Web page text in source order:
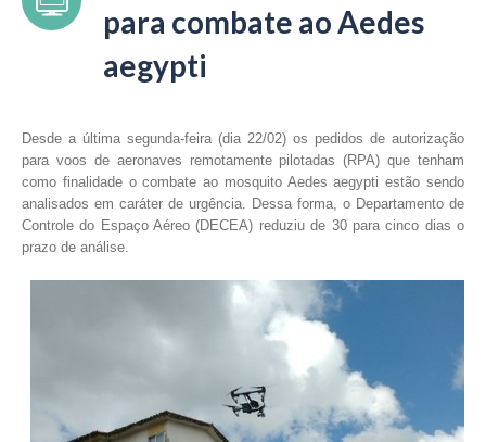
para combate ao Aedes
aegypti
Desde a última segunda-feira (dia 22/02) os pedidos de autorização
para voos de aeronaves remotamente pilotadas (RPA) que tenham
como finalidade o combate ao mosquito Aedes aegypti estão sendo
analisados em caráter de urgência. Dessa forma, o Departamento de
Controle do Espaço Aéreo (DECEA) reduziu de 30 para cinco dias o
prazo de análise.